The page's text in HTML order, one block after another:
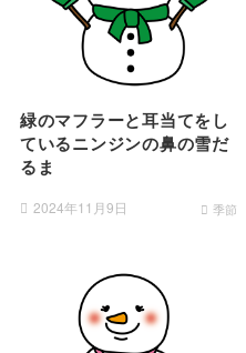
緑のマフラーと耳当てをし
ているニンジンの鼻の雪だ
るま
2024年11月9日 季節